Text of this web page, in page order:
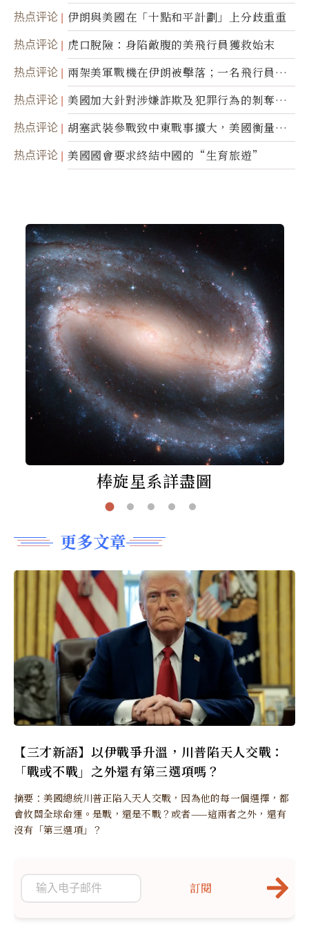
間接技術轉讓
热点评论 伊朗與美國在「十點和平計劃」上分歧重重
热点评论 虎口脫險：身陷敵腹的美飛行員獲救始末
热点评论
兩架美軍戰機在伊朗被擊落；一名飛行員失
蹤
热点评论
美國加大針對涉嫌詐欺及犯罪行為的剝奪公
民權力度
热点评论
胡塞武裝參戰致中東戰事擴大，美國衡量地
面入侵的可能性
热点评论 美國國會要求終結中國的“生育旅遊”
棒旋星系詳盡圖
更多文章
【三才新語】以伊戰爭升溫，川普陷天人交戰：
「戰或不戰」之外還有第三選項嗎？
摘要：美國總統川普正陷入天人交戰，因為他的每一個選擇，都
會攸關全球命運。是戰，還是不戰？或者——這兩者之外，還有
沒有「第三選項」？
訂閱